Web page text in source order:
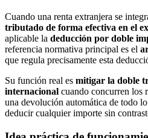
Cuando una renta extranjera se
tributado de forma efectiva en el
aplicable la deducción por doble
referencia normativa principal es el
que regula precisamente esta
Su función real es mitigar la doble
internacional cuando concurren los
una devolución automática de todo
deducir cualquier importe sin